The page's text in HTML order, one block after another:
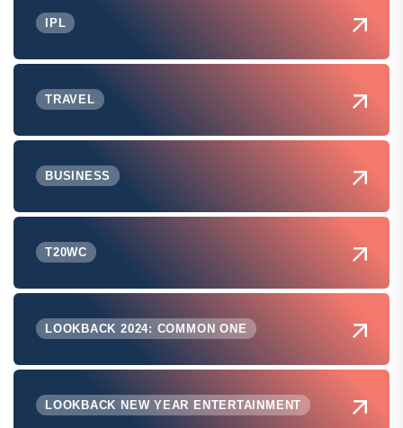
IPL
TRAVEL
BUSINESS
T20WC
LOOKBACK 2024: COMMON ONE
LOOKBACK NEW YEAR ENTERTAINMENT